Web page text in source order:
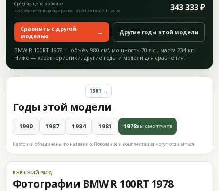
Средняя цена в архиве 343 333 ₽
По 3 объявлениям из архива · 23.01.2018–07.11.2020
Сравнить с другой
моделью
→ Другие годы этой модели
BMW R 100RT 1978 — объём 980 см³, мощность 70 л.с., масса 234 кг.
Ниже — характеристики, другие годы и модели для сравнения.
Годы этой модели
1981 →
1990 1987 1984 1981 1978ВЫ СМОТРИТЕ
Карточки объединены по названию. Поколение и комплектация могут отличаться.
ВНЕШНИЙ ВИД
Фотографии BMW R 100RT 1978